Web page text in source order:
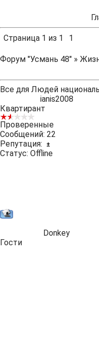
Страница 1 из 1 1
Форум "Усмань 48" »
Все для Людей
ianis2008
Квартирант
Проверенные
Сообщений: 22
Репутация:
±
Статус: Offline
Donkey
Гости